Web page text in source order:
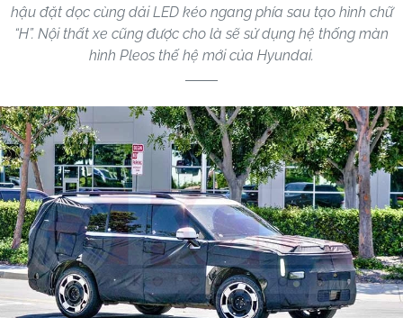
hậu đặt dọc cùng dải LED kéo ngang phía sau tạo hình chữ
“H”. Nội thất xe cũng được cho là sẽ sử dụng hệ thống màn
hình Pleos thế hệ mới của Hyundai.